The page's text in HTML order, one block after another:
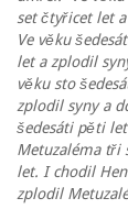
set čtyřicet let
Ve věku
let a zplodil
věku sto
zplodil syny a
šedesáti pěti
Metuzaléma tři
let. I chodil
zplodil